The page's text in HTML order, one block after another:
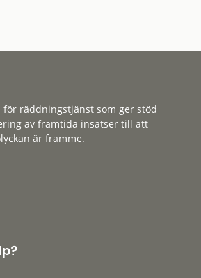
för räddningstjänst som ger stöd
av framtida insatser till att
är framme.